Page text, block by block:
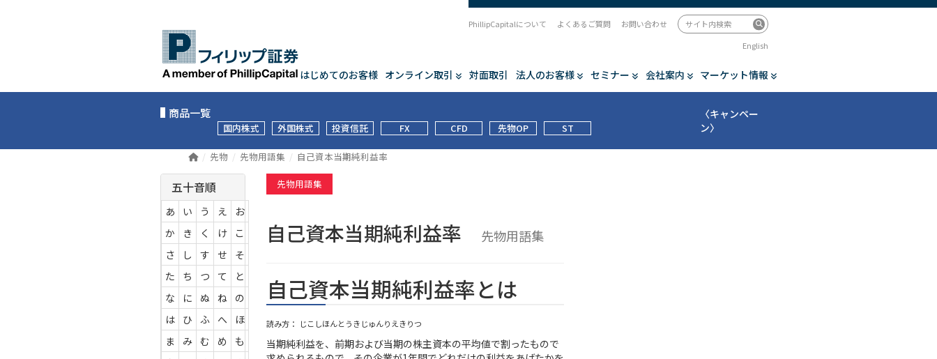
はじめてのお客様 オンライン取引 対面取引 法人のお客様 セミナー 会社案内 マーケット情報
PhillipCapitalについて よくあるご質問
お問い合わせ
English
商品一覧
国内株式 外国株式 投資信託 FX CFD 先物OP ST
〈キャンペー
ン〉
先物 先物用語集 自己資本当期純利益率
先物用語集
自己資本当期純利益率 先物用語集
自己資本当期純利益率とは
読み方： じこしほんとうきじゅんりえきりつ
当期純利益を、前期および当期の株主資本の平均値で割ったもので
五十音順
あ い う え
お
か
き く け
こ
さ
し す せ
そ
た
ち つ て
と
な
に ぬ ね
の
は
ひ ふ へ
ほ
ま
み む め
も